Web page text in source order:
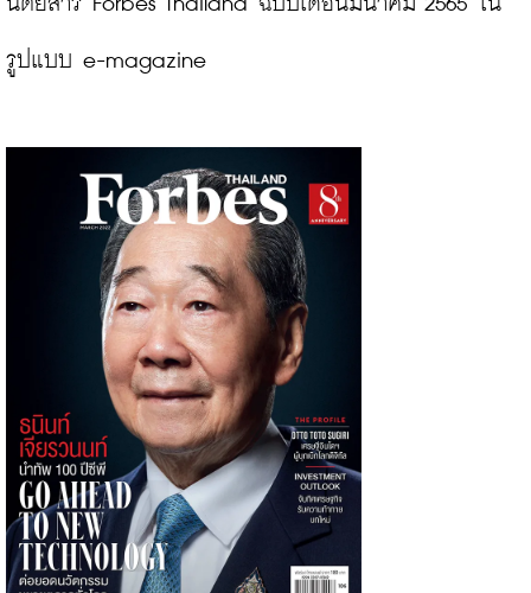
รูปแบบ e-magazine